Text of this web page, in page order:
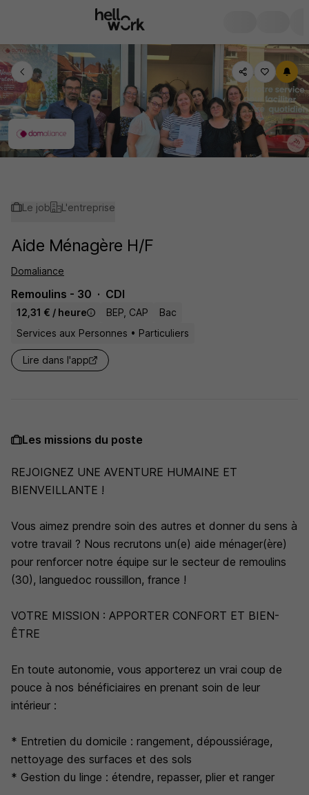
Le job L'entreprise
Aide Ménagère H/F
Domaliance
Remoulins - 30 CDI
12,31 € / heure BEP, CAP
Bac
Services aux Personnes • Particuliers
Lire dans l'app
Les missions du poste
REJOIGNEZ UNE AVENTURE HUMAINE ET
BIENVEILLANTE !
Vous aimez prendre soin des autres et donner du sens à
votre travail ? Nous recrutons un(e) aide ménager(ère)
pour renforcer notre équipe sur le secteur de remoulins
(30), languedoc roussillon, france !
VOTRE MISSION : APPORTER CONFORT ET BIEN-
ÊTRE
En toute autonomie, vous apporterez un vrai coup de
pouce à nos bénéficiaires en prenant soin de leur
intérieur :
* Entretien du domicile : rangement, dépoussiérage,
nettoyage des surfaces et des sols
* Gestion du linge : étendre, repasser, plier et ranger